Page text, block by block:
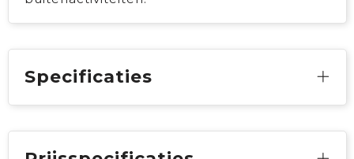
Specificaties